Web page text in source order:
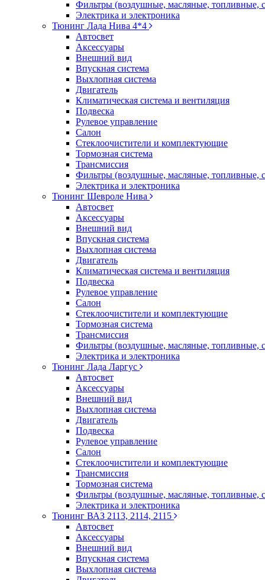
Фильтры (воздушные, масляные, топливные,
Электрика и электроника
Тюнинг Лада Нива 4*4
Автосвет
Аксессуары
Внешний вид
Впускная система
Выхлопная система
Двигатель
Климатическая система и вентиляция
Подвеска
Рулевое управление
Салон
Стеклоочистители и комплектующие
Тормозная система
Трансмиссия
Фильтры (воздушные, масляные, топливные,
Электрика и электроника
Тюнинг Шевроле Нива
Автосвет
Аксессуары
Внешний вид
Впускная система
Выхлопная система
Двигатель
Климатическая система и вентиляция
Подвеска
Рулевое управление
Салон
Стеклоочистители и комплектующие
Тормозная система
Трансмиссия
Фильтры (воздушные, масляные, топливные,
Электрика и электроника
Тюнинг Лада Ларгус
Автосвет
Аксессуары
Внешний вид
Выхлопная система
Двигатель
Подвеска
Рулевое управление
Салон
Стеклоочистители и комплектующие
Трансмиссия
Тормозная система
Фильтры (воздушные, масляные, топливные,
Электрика и электроника
Тюнинг ВАЗ 2113, 2114, 2115
Автосвет
Аксессуары
Внешний вид
Впускная система
Выхлопная система